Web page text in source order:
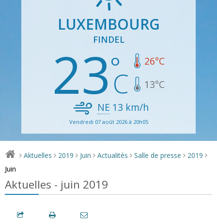
LUXEMBOURG
FINDEL
23 26°C
13°C
NE 13 km/h
Vendredi 07 août 2026 à 20h05
> Aktuelles > 2019 > Juin > Actualités > Salle de presse > 2019 >
Juin
Aktuelles - juin 2019